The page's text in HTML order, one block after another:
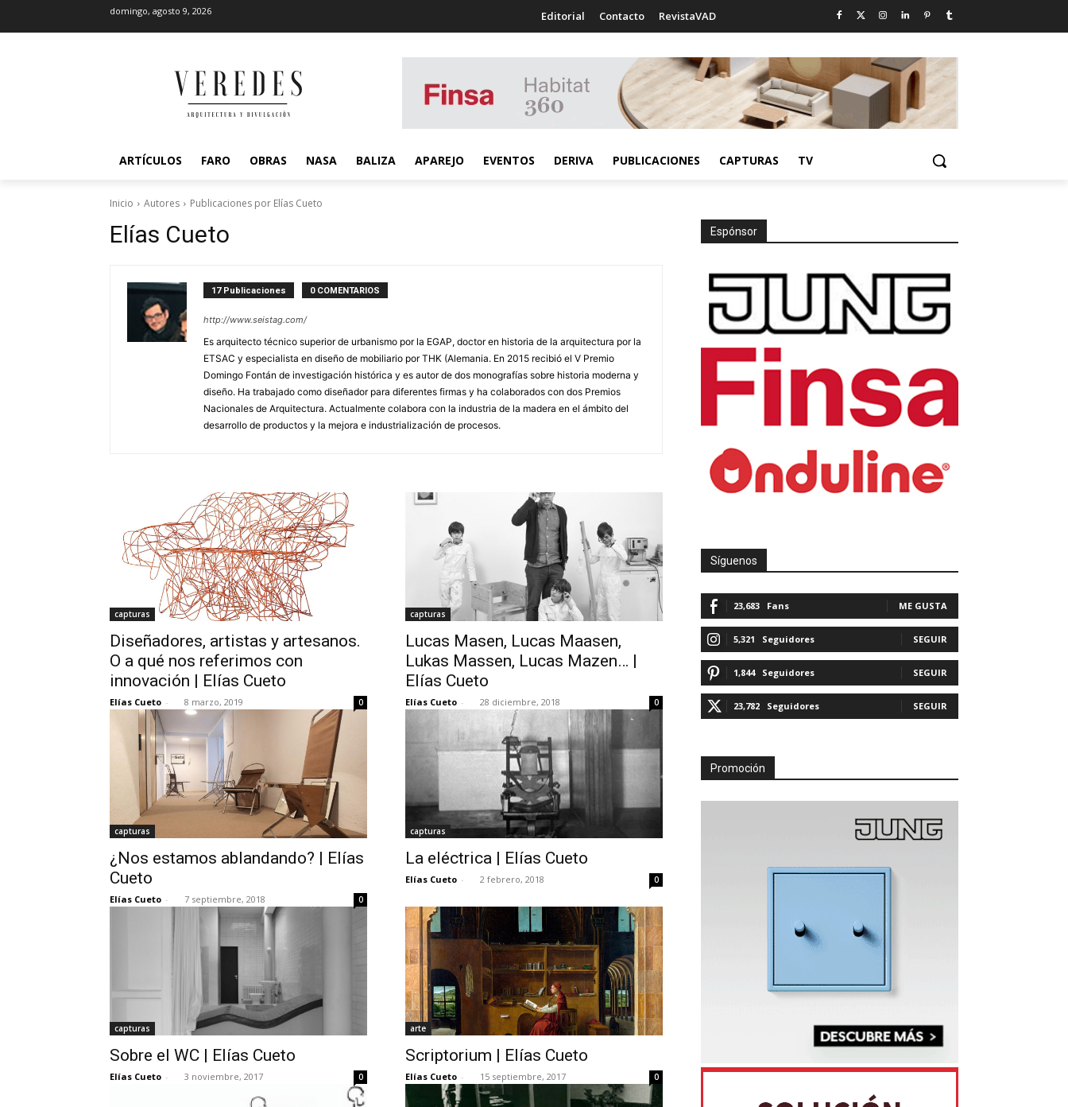
domingo, agosto 9, 2026 Editorial Contacto RevistaVAD
ARTÍCULOS FARO OBRAS NASA BALIZA APAREJO EVENTOS DERIVA PUBLICACIONES CAPTURAS TV
Inicio Autores Publicaciones por Elías Cueto
Elías Cueto
17 Publicaciones 0 COMENTARIOS
http://www.seistag.com/
Es arquitecto técnico superior de urbanismo por la EGAP, doctor en historia de la arquitectura por la
ETSAC y especialista en diseño de mobiliario por THK (Alemania. En 2015 recibió el V Premio
Domingo Fontán de investigación histórica y es autor de dos monografías sobre historia moderna y
diseño. Ha trabajado como diseñador para diferentes firmas y ha colaborados con dos Premios
Nacionales de Arquitectura. Actualmente colabora con la industria de la madera en el ámbito del
desarrollo de productos y la mejora e industrialización de procesos.
capturas
Diseñadores, artistas y artesanos.
O a qué nos referimos con
innovación | Elías Cueto
Elías Cueto - 8 marzo, 2019 0
capturas
Lucas Masen, Lucas Maasen,
Lukas Massen, Lucas Mazen… |
Elías Cueto
Elías Cueto - 28 diciembre, 2018 0
capturas
¿Nos estamos ablandando? | Elías
Cueto
Elías Cueto - 7 septiembre, 2018 0
capturas
La eléctrica | Elías Cueto
Elías Cueto - 2 febrero, 2018 0
capturas
Sobre el WC | Elías Cueto
Elías Cueto - 3 noviembre, 2017 0
arte
Scriptorium | Elías Cueto
Elías Cueto - 15 septiembre, 2017 0
Espónsor
Síguenos
23,683 Fans ME GUSTA
5,321 Seguidores SEGUIR
1,844 Seguidores SEGUIR
23,782 Seguidores SEGUIR
Promoción